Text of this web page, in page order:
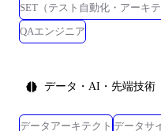
SET（テスト自動化・アーキテ
QAエンジニア
データ・AI・先端技術
データアーキテクト データサ